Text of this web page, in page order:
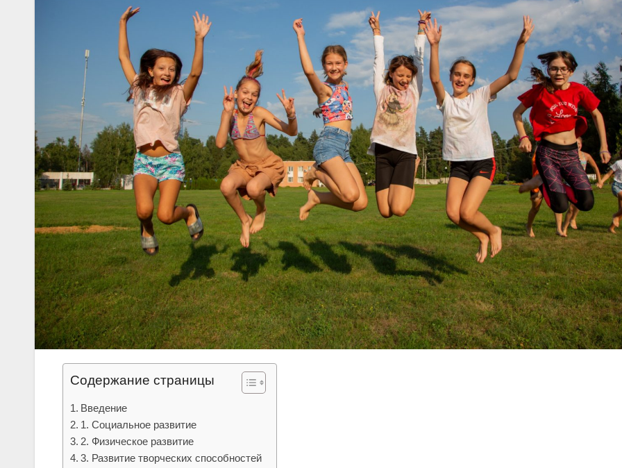
Содержание страницы
Введение
1. Социальное развитие
2. Физическое развитие
3. Развитие творческих способностей